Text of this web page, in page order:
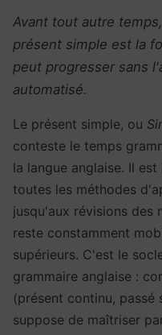
Avant tout autre
présent simple est la
peut progresser sans
automatisé.
Le présent simple, ou
conteste le temps
la langue anglaise. Il
toutes les méthodes
jusqu'aux révisions des
reste constamment
supérieurs. C'est le
grammaire anglaise :
(présent continu,
suppose de maîtriser